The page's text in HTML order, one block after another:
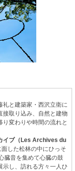
礼と建築家・西沢立衛に
接取り込み、自然と建物
変わりや時間の流れと
イブ（Les Archives du
した松林の中にひっそ
臓音を集めて心臓の鼓
示し、訪れる方々一人ひ